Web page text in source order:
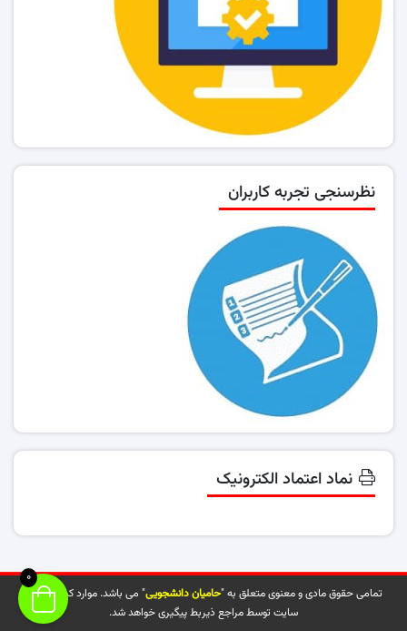
نظرسنجی تجربه کاربران
نماد اعتماد الکترونیک
تمامی حقوق مادی و معنوی متعلق به "حامیان دانشجویی" می باشد. موارد کپی شده از
سایت توسط مراجع ذیربط پیگیری خواهد شد.
0